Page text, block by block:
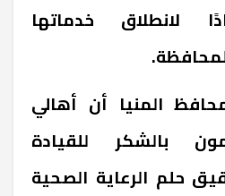
لانطلاق خدماتها
المنيا أن أهالي
بالشكر للقيادة
حلم الرعاية الصحية